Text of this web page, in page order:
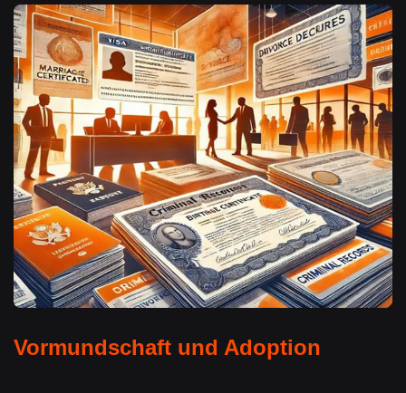
Vormundschaft und Adoption